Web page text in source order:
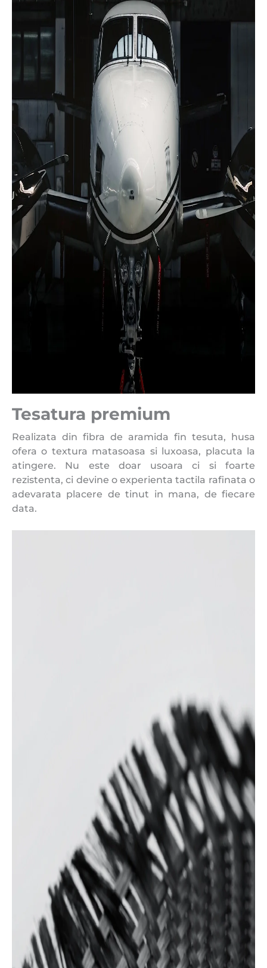
Tesatura premium
Realizata din fibra de aramida fin tesuta, husa
ofera o textura matasoasa si luxoasa, placuta la
atingere. Nu este doar usoara ci si foarte
rezistenta, ci devine o experienta tactila rafinata o
adevarata placere de tinut in mana, de fiecare
data.